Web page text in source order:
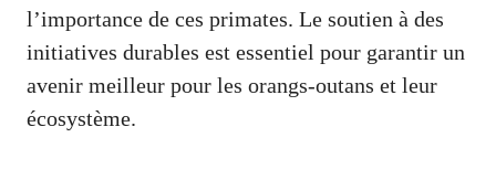
l’importance de ces primates. Le soutien à des
initiatives durables est essentiel pour garantir un
avenir meilleur pour les orangs-outans et leur
écosystème.